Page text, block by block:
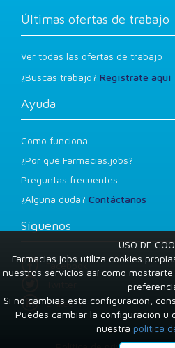
Últimas ofertas de trabajo
Ver todas las ofertas de trabajo
¿Buscas trabajo? Regístrate aquí
Ayuda
Como funciona
¿Por qué Farmacias.jobs?
Preguntas frecuentes
¿Alguna duda? Contáctanos
Síguenos
Facebook
LinkedIn
Condiciones de
USO DE
Farmacias.jobs utiliza cookies
nuestros servicios así como
Si no cambias esta configuración,
Puedes cambiar la configuración u
nuestra política